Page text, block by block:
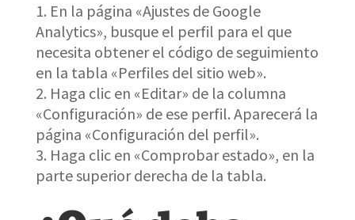
En la página «Ajustes de Google
Analytics», busque el perfil para el que
necesita obtener el código de seguimiento
en la tabla «Perfiles del sitio web».
Haga clic en «Editar» de la columna
«Configuración» de ese perfil. Aparecerá la
página «Configuración del perfil».
Haga clic en «Comprobar estado», en la
parte superior derecha de la tabla.